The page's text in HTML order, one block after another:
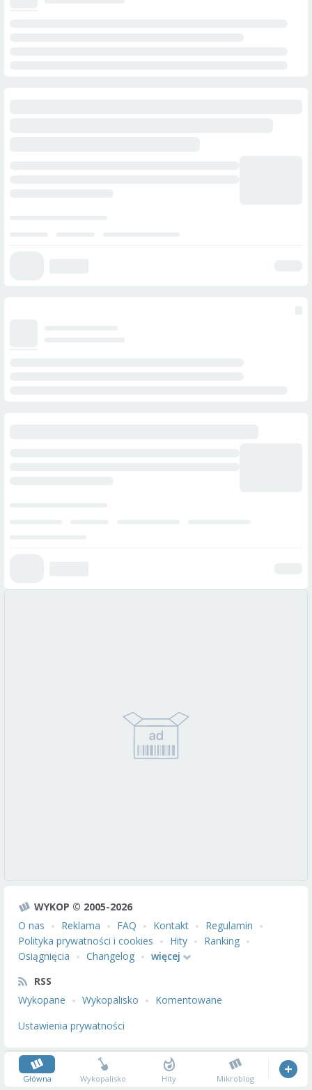
WYKOP © 2005-2026
O nas
Reklama FAQ Kontakt
Regulamin
Polityka prywatności i cookies
Hity
Ranking
Osiągnięcia
Changelog
więcej
RSS
Wykopane
Wykopalisko
Komentowane
Ustawienia prywatności
Główna Wykopalisko Hity Mikroblog